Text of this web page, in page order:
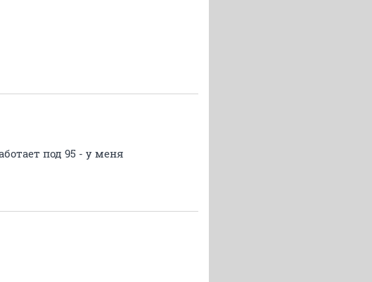
под 95 - у меня